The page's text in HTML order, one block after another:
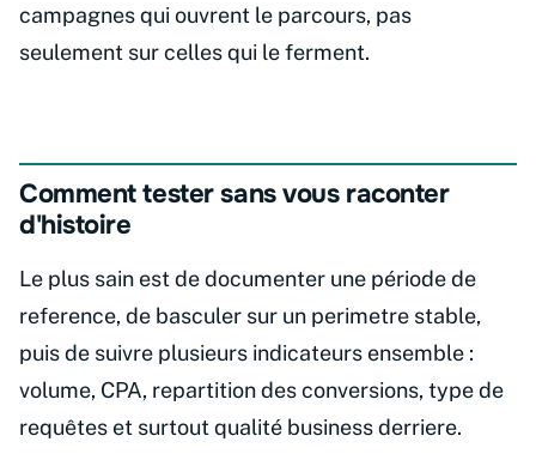
campagnes qui ouvrent le parcours, pas
seulement sur celles qui le ferment.
Comment tester sans vous raconter
d'histoire
Le plus sain est de documenter une période de
reference, de basculer sur un perimetre stable,
puis de suivre plusieurs indicateurs ensemble :
volume, CPA, repartition des conversions, type de
requêtes et surtout qualité business derriere.